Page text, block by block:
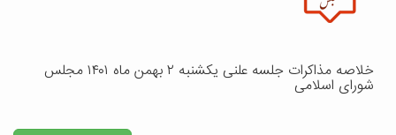
خلاصه مذاکرات جلسه علنی یکشنبه ۲ بهمن ماه ۱۴۰۱ مجلس
شورای اسلامی